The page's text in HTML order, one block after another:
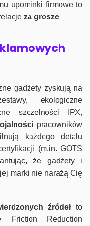
upominki firmowe to
za grosze.
gadżety zyskują na
ekologiczne
szczelności IPX,
pracowników
każdego detalu
(m.in. GOTS
że gadżety i
marki nie narażą Cię
źródełto
Friction Reduction